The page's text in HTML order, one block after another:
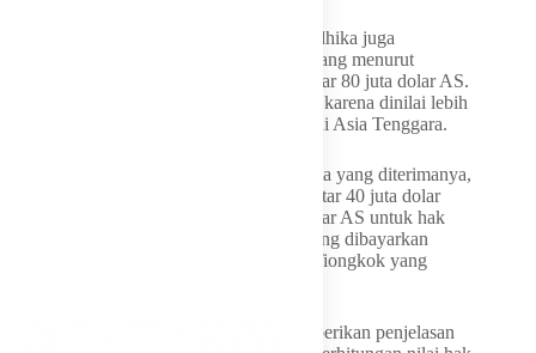
Di luar agenda pembahasan anggaran, Andhika juga
menyoroti isu biaya hak siar Piala Dunia yang menurut
informasi yang diterimanya mencapai sekitar 80 juta dolar AS.
Ia mempertanyakan besaran biaya tersebut karena dinilai lebih
tinggi dibandingkan sejumlah negara lain di Asia Tenggara.
Ia mengungkapkan bahwa berdasarkan data yang diterimanya,
Thailand disebut hanya mengeluarkan sekitar 40 juta dolar
AS, sementara Malaysia sekitar 35 juta dolar AS untuk hak
siar serupa. Bahkan, menurutnya, biaya yang dibayarkan
Indonesia juga lebih tinggi dibandingkan Tiongkok yang
Karena itu, Andhika meminta TVRI memberikan penjelasan